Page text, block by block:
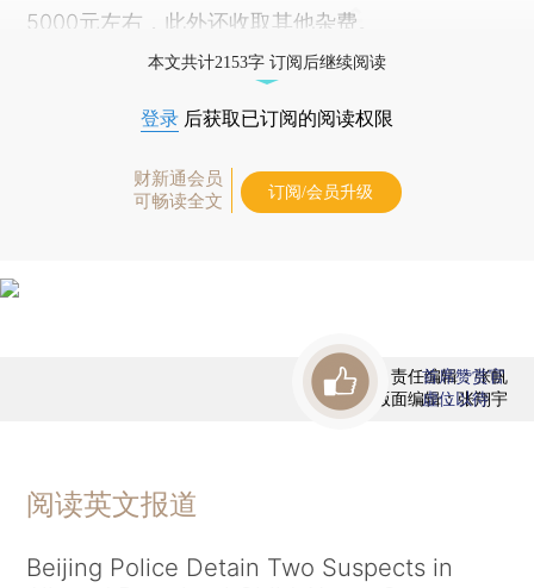
5000元左右，此外还收取其他杂费。
本文共计2153字 订阅后继续阅读
登录 后获取已订阅的阅读权限
财新通会员
可畅读全文
订阅/会员升级
责任编辑：张帆
版面编辑：张翔宇
首席赞赏官
虚位以待
阅读英文报道
Beijing Police Detain Two Suspects in